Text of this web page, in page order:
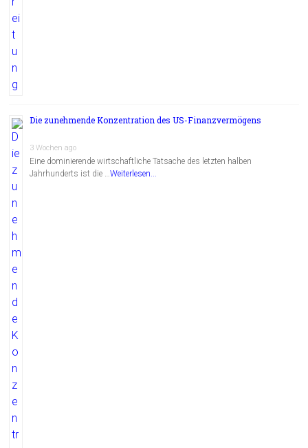
Die zunehmende Konzentration des US-Finanzvermögens
3 Wochen ago
Eine dominierende wirtschaftliche Tatsache des letzten halben
Jahrhunderts ist die …Weiterlesen...